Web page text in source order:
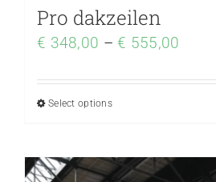
Pro dakzeilen
€ 348,00 –€ 555,00
Select options